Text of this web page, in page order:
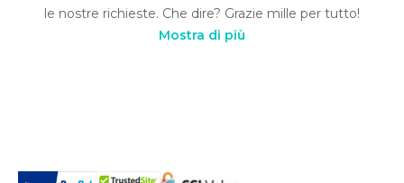
le nostre richieste. Che dire? Grazie mille per tutto!
Mostra di più